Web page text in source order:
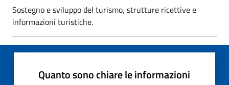
Sostegno e sviluppo del turismo, strutture ricettive e
informazioni turistiche.
Quanto sono chiare le informazioni